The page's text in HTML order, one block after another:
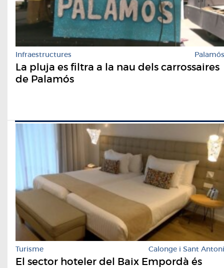
Infraestructures Palamós
La pluja es filtra a la nau dels carrossaires
de Palamós
Turisme Calonge i Sant Antoni
El sector hoteler del Baix Empordà és